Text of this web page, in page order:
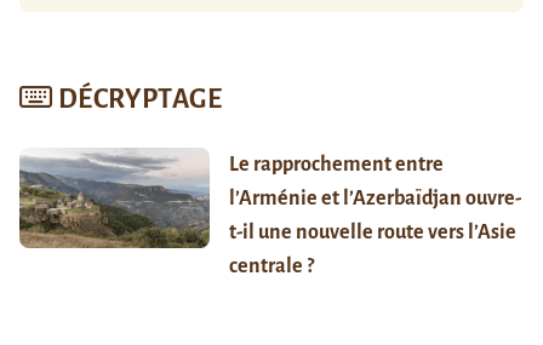
DÉCRYPTAGE
Le rapprochement entre
l’Arménie et l’Azerbaïdjan ouvre-
t-il une nouvelle route vers l’Asie
centrale ?